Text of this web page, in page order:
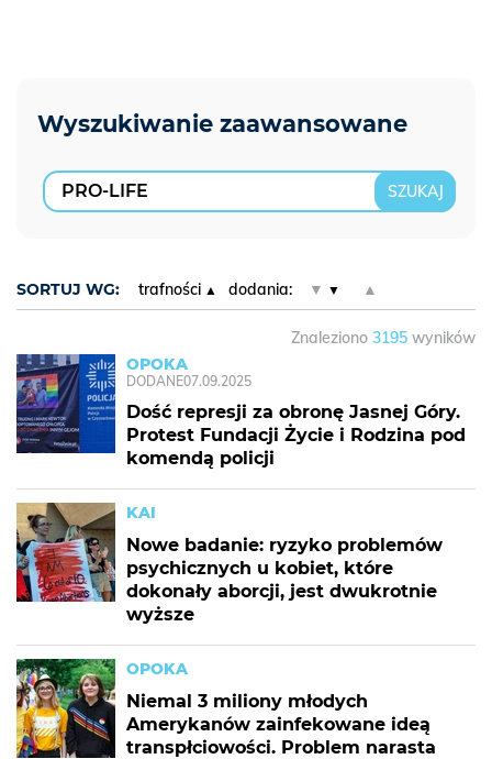
SORTUJ WG: trafności dodania: ▼ ▲
Znaleziono 3195 wyników
OPOKA
DODANE07.09.2025
Dość represji za obronę Jasnej Góry.
Protest Fundacji Życie i Rodzina pod
komendą policji
KAI
Nowe badanie: ryzyko problemów
psychicznych u kobiet, które
dokonały aborcji, jest dwukrotnie
wyższe
OPOKA
Niemal 3 miliony młodych
Amerykanów zainfekowane ideą
transpłciowości. Problem narasta